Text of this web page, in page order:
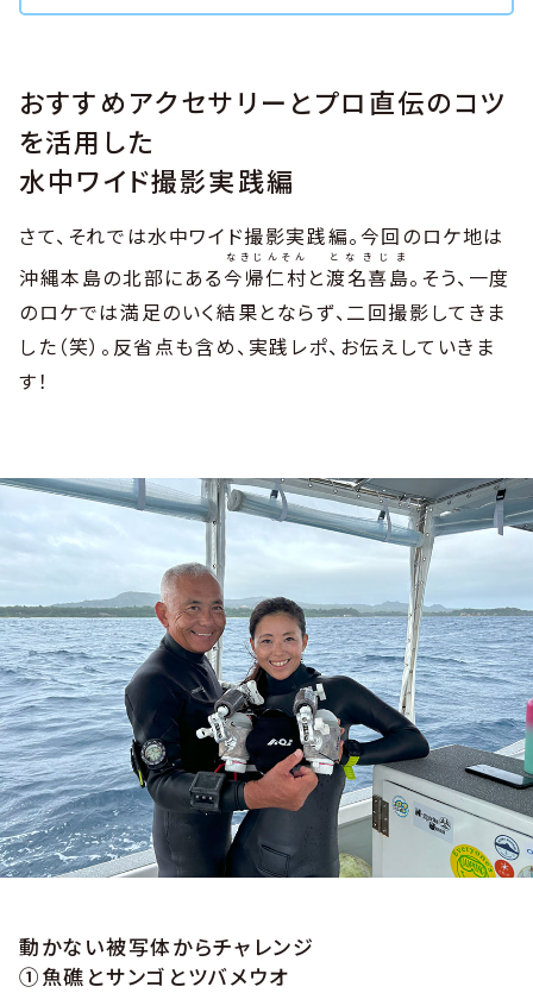
おすすめアクセサリーとプロ直伝のコツ
を活用した
水中ワイド撮影実践編
さて、それでは水中ワイド撮影実践編。今回のロケ地は
沖縄本島の北部にある今帰仁村
なきじんそん
と渡名喜島
となきじま
。そう、一度
のロケでは満足のいく結果とならず、二回撮影してきま
した（笑）。反省点も含め、実践レポ、お伝えしていきま
す！
動かない被写体からチャレンジ
①魚礁とサンゴとツバメウオ